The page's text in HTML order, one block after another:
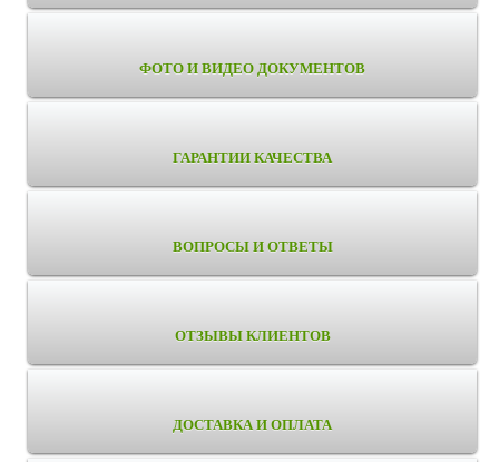
ФОТО И ВИДЕО ДОКУМЕНТОВ
ГАРАНТИИ КАЧЕСТВА
ВОПРОСЫ И ОТВЕТЫ
ОТЗЫВЫ КЛИЕНТОВ
ДОСТАВКА И ОПЛАТА